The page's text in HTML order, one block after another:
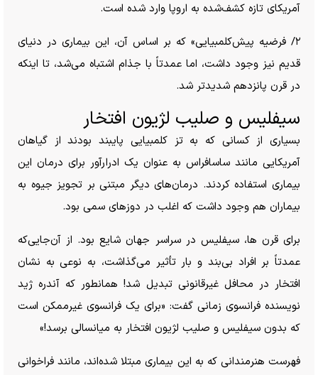
آمریکای تازه کشف‌شده به اروپا وارد شده است.
۲/ فرضیه پیش‌کلمبیایی» که بر اساس آن، این بیماری در دنیای
قدیم نیز وجود داشت، اما عمدتاً با جذام اشتباه می‌شد، تا اینکه
در قرن پانزدهم شدیدتر شد.
سیفلیس و صلیب لژیون افتخار
بسیاری از کسانی که به تز کلمبیایی پایبند بودند از گیاهان
آمریکایی مانند ساسافراس به عنوان یک ادرارآور برای درمان این
بیماری استفاده کردند. درمان‌های دیگر مبتنی بر تجویز جیوه به
بیماران هم وجود داشت که اغلب در دوز‌های سمی بود.
برای قرن ها، سیفلیس در سراسر جهان شایع بود. از آن‌جایی‌که
عمدتاً بر افراد بی‌بند و بار تأثیر می‌گذاشت، به نوعی به نشان
افتخار در محافل غیرقانونی تبدیل شد! همانطور که آندره ژید
نویسنده فرانسوی زمانی گفت: «برای یک فرانسوی غیرممکن است
که بدون سیفلیس و صلیب لژیون افتخار به میانسالی برسد!»
فهرست هنرمندانی که به این بیماری مبتلا شده‌اند، مانند فراخوانی